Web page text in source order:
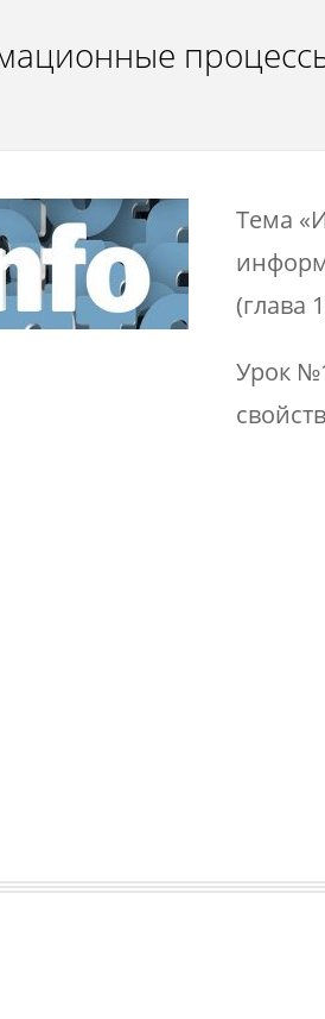
Тема
(глава
Урок